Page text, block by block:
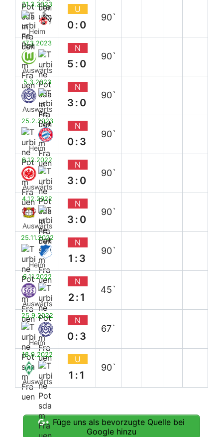
21.3.2023
Heim
U
0:0
90`
17.3.2023
Auswärts
N
5:0
90`
5.3.2023
Auswärts
N
3:0
90`
25.2.2023
Heim
N
0:3
90`
9.12.2022
Auswärts
N
3:0
90`
4.12.2022
Auswärts
N
3:0
90`
25.11.2022
Heim
N
1:3
90`
6.11.2022
Auswärts
N
2:1
45`
25.9.2022
Heim
N
0:3
67`
18.9.2022
Auswärts
U
1:1
90`
Füge uns als bevorzugte Quelle bei
Google hinzu